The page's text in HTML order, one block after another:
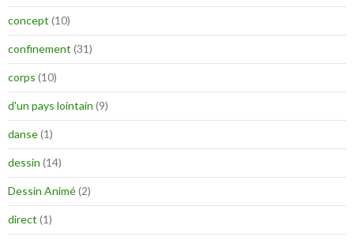
concept (10)
confinement (31)
corps (10)
d'un pays lointain (9)
danse(1)
dessin (14)
Dessin Animé(2)
direct (1)